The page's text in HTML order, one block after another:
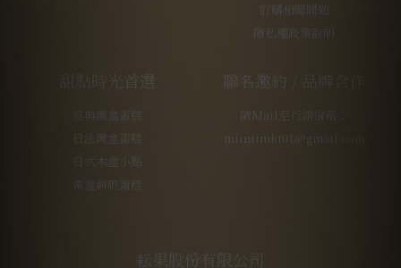
訂購相關問題
隱私權政策說明
甜點時光首選
經典鐵盒蛋糕
日法鐵盒蛋糕
日式木盒小點
常溫餅乾蛋糕
聯名邀約 / 品牌合作
請Mail至行銷信箱：
miiniimkt01@gmail.com
耘果股份有限公司